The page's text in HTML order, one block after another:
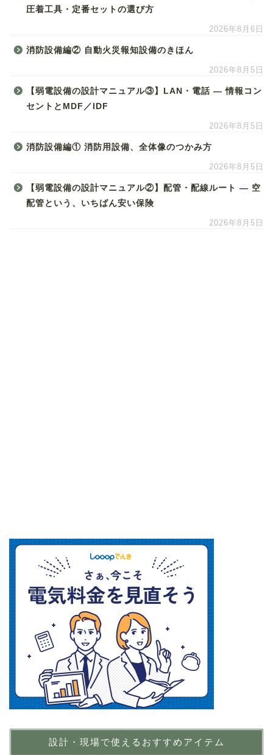
圧着工具・定番セットの選び方
2026年8月6日
消防設備編② 自動火災報知設備のきほん
2026年8月5日
【弱電設備の設計マニュアル③】LAN・電話 ― 情報コン
セントとMDF／IDF
2026年8月5日
消防設備編① 消防用設備、全体像のつかみ方
2026年8月5日
【弱電設備の設計マニュアル②】配管・配線ルート ― 空
配管という、いちばん安い保険
2026年8月5日
設計・現場で使えるおすすめアイテム